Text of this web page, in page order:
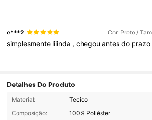
c***2 Cor: Preto /
simplesmente liiinda ,chegouantesdo prazo
Detalhes Do Produto
Material:
Tecido
Composição:
100% Poliéster